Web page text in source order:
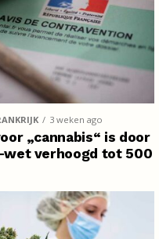
3 weken ago
„cannabis“ is door
wet verhoogd tot 500